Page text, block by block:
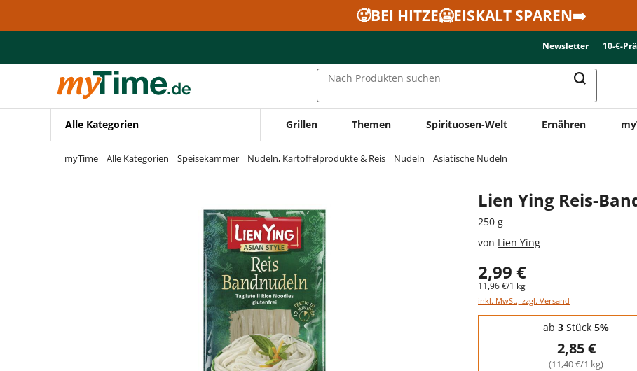
Zur Navigation springen
🥵BEI HITZE🥶EISKALT SPAREN➡️
Newsletter 10-€-
Nach Produkten suchen
Alle Kategorien Grillen Themen Spirituosen-Welt Ernähren
myTime Alle Kategorien Speisekammer Nudeln, Kartoffelprodukte & Reis Nudeln Asiatische Nudeln
Lien Ying Reis-
250 g
von Lien Ying
2,99 €
11,96 €/1 kg
inkl. MwSt., zzgl. Versand
Staffelpreise - Mengenrabatt
ab 3 Stück 5%
2,85 €
(11,40 €/1 kg)